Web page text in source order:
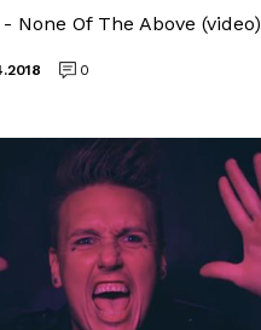
None Of The Above (video)
0